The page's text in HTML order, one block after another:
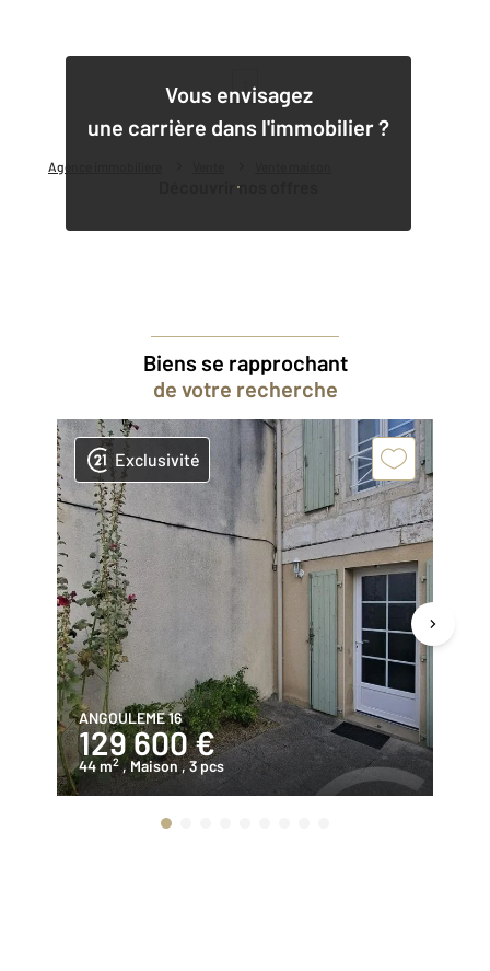
Agence immobilière
Vous envisagez
une carrière dans l'immobilier ?
Découvrir nos offres
1
Biens se rapprochant
de votre recherche
Exclusivité
ANGOULEME 16
129 600 €
44 m2 , Maison , 3 pcs